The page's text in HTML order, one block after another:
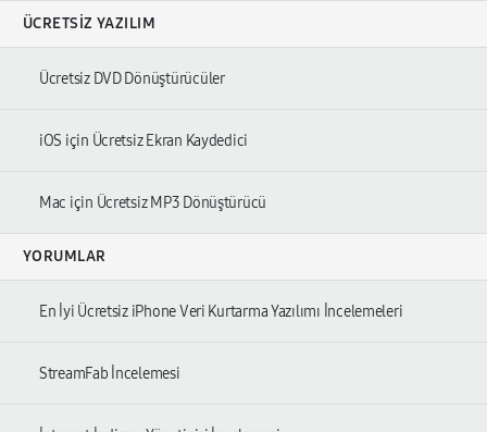
ÜCRETSIZ YAZILIM
Ücretsiz DVD Dönüştürücüler
iOS için Ücretsiz Ekran Kaydedici
Mac için Ücretsiz MP3 Dönüştürücü
YORUMLAR
En İyi Ücretsiz iPhone Veri Kurtarma Yazılımı İncelemeleri
StreamFab İncelemesi